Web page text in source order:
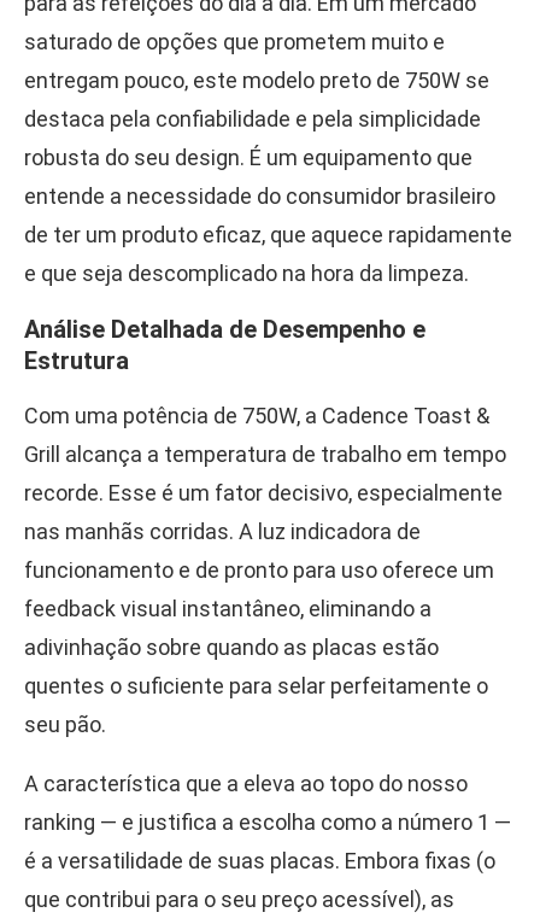
saturado de opções que prometem muito e
entregam pouco, este modelo preto de 750W se
destaca pela confiabilidade e pela simplicidade
robusta do seu design. É um equipamento que
entende a necessidade do consumidor brasileiro
de ter um produto eficaz, que aquece rapidamente
e que seja descomplicado na hora da limpeza.
Análise Detalhada de Desempenho e
Estrutura
Com uma potência de 750W, a Cadence Toast &
Grill alcança a temperatura de trabalho em tempo
recorde. Esse é um fator decisivo, especialmente
nas manhãs corridas. A luz indicadora de
funcionamento e de pronto para uso oferece um
feedback visual instantâneo, eliminando a
adivinhação sobre quando as placas estão
quentes o suficiente para selar perfeitamente o
seu pão.
A característica que a eleva ao topo do nosso
ranking — e justifica a escolha como a número 1 —
é a versatilidade de suas placas. Embora fixas (o
que contribui para o seu preço acessível), as